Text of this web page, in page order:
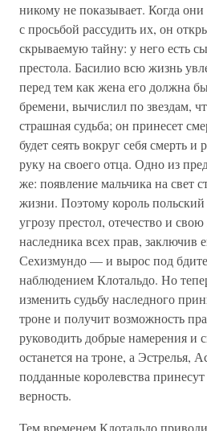
никому не показывает. Когда
с просьбой рассудить их, он
скрываемую тайну: у него есть
престола. Басилио всю жизнь
перед тем как жена его должна
бремени, вычислил по звездам,
страшная судьба; он принесет
будет сеять вокруг себя смерть
руку на своего отца. Одно из
же: появление мальчика на свет
жизни. Поэтому король
угрозу престол, отечество и
наследника всех прав,
Сехизмундо — и вырос под
наблюдением Клотальдо. Но
изменить судьбу наследного
троне и получит возможность
руководить добрые намерения и
останется на троне, а Эстрелья,
подданные королевства
верность.
Тем временем Клотальдо